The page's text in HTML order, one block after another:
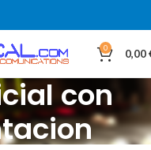
0 0,00
con